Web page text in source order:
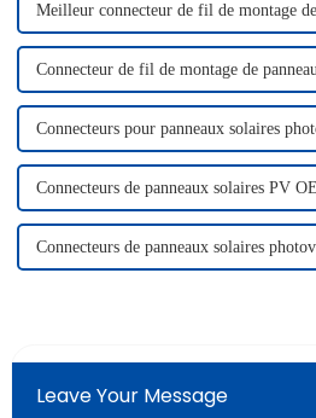
Meilleur connecteur de fil de montage
Connecteur de fil de montage de
Connecteurs pour panneaux solaires
Connecteurs de panneaux solaires PV
Connecteurs de panneaux solaires
Leave Your Message